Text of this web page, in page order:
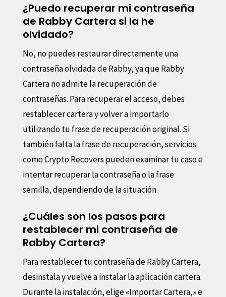
¿Puedo recuperar mi contraseña
de Rabby Cartera si la he
olvidado?
No, no puedes restaurar directamente una
contraseña olvidada de Rabby, ya que Rabby
Cartera no admite la recuperación de
contraseñas. Para recuperar el acceso, debes
restablecer cartera y volver a importarlo
utilizando tu frase de recuperación original. Si
también falta la frase de recuperación, servicios
como Crypto Recovers pueden examinar tu caso e
intentar recuperar la contraseña o la frase
semilla, dependiendo de la situación.
¿Cuáles son los pasos para
restablecer mi contraseña de
Rabby Cartera?
Para restablecer tu contraseña de Rabby Cartera,
desinstala y vuelve a instalar la aplicación cartera.
Durante la instalación, elige «Importar Cartera,» e